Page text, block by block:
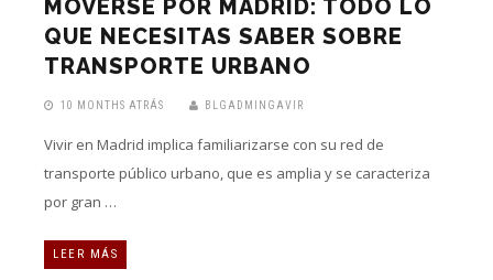
MOVERSE POR MADRID: TODO LO
QUE NECESITAS SABER SOBRE
TRANSPORTE URBANO
10 MONTHS ATRÁS BLGADMINGAVIR
Vivir en Madrid implica familiarizarse con su red de
transporte público urbano, que es amplia y se caracteriza
por gran …
LEER MÁS